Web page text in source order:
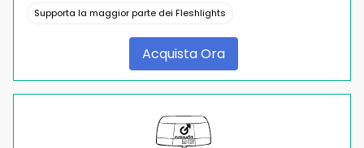
Supporta la maggior parte dei Fleshlights
Acquista Ora